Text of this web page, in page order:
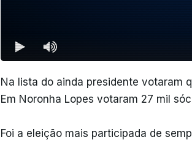
Na lista do ainda presidente votaram
Em Noronha Lopes votaram 27 mil
Foi a eleição mais participada de